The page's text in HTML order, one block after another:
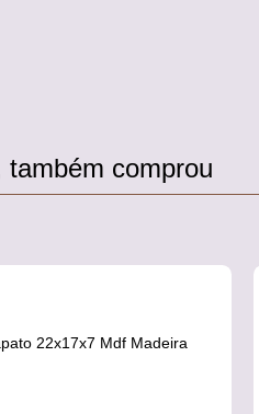
comprou
22x17x7 Mdf Madeira